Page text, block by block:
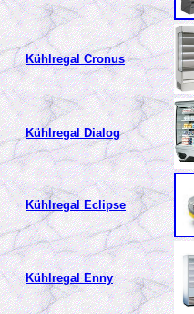
Kühlregal Cronus
Kühlregal Dialog
Kühlregal Eclipse
Kühlregal Enny